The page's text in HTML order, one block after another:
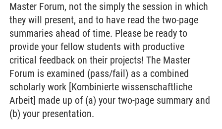
Master Forum, not the simply the session in which
they will present, and to have read the two-page
summaries ahead of time. Please be ready to
provide your fellow students with productive
critical feedback on their projects! The Master
Forum is examined (pass/fail) as a combined
scholarly work [Kombinierte wissenschaftliche
Arbeit] made up of (a) your two-page summary and
(b) your presentation.